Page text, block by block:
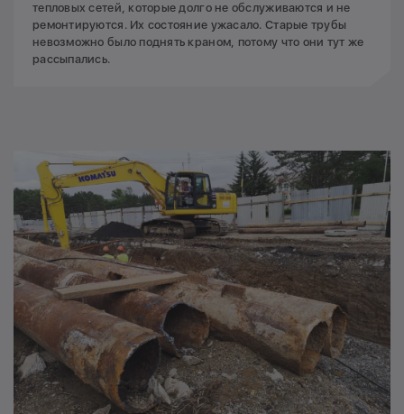
тепловых сетей, которые долго не обслуживаются и не
ремонтируются. Их состояние ужасало. Старые трубы
невозможно было поднять краном, потому что они тут же
рассыпались.